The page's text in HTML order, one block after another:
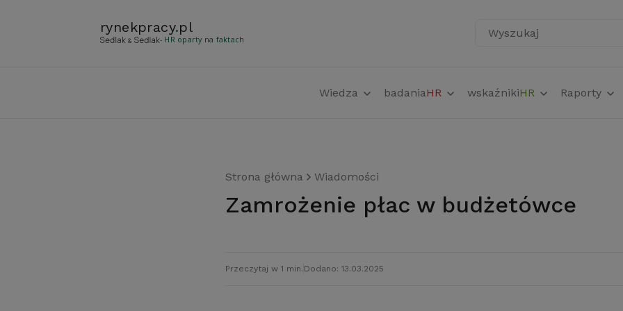
rynekpracy.pl
- HR oparty na faktach Wyszukaj
Wiedza badaniaHR wskaźnikiHR Raporty
Strona główna Wiadomości
Zamrożenie płac w budżetówce
Przeczytaj w 1 min. Dodano: 13.03.2025